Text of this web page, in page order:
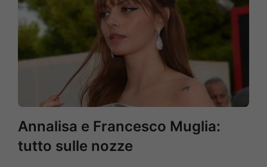
Annalisa e Francesco Muglia:
tutto sulle nozze